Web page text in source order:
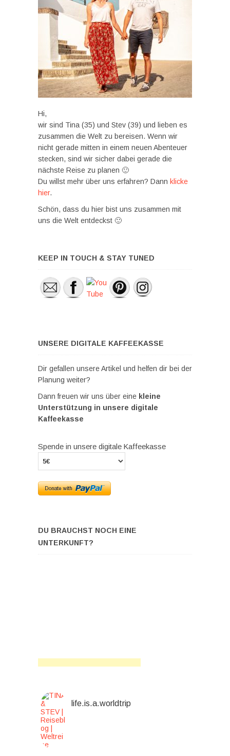
Hi,
wir sind Tina (35) und Stev (39) und lieben es
zusammen die Welt zu bereisen. Wenn wir
nicht gerade mitten in einem neuen Abenteuer
stecken, sind wir sicher dabei gerade die
nächste Reise zu planen 🙂
Du willst mehr über uns erfahren? Dann klicke
hier.
Schön, dass du hier bist uns zusammen mit
uns die Welt entdeckst 🙂
KEEP IN TOUCH & STAY TUNED
UNSERE DIGITALE KAFFEEKASSE
Dir gefallen unsere Artikel und helfen dir bei der
Planung weiter?
Dann freuen wir uns über eine kleine
Unterstützung in unsere digitale
Kaffeekasse
Spende in unsere digitale Kaffeekasse
DU BRAUCHST NOCH EINE
UNTERKUNFT?
life.is.a.worldtrip